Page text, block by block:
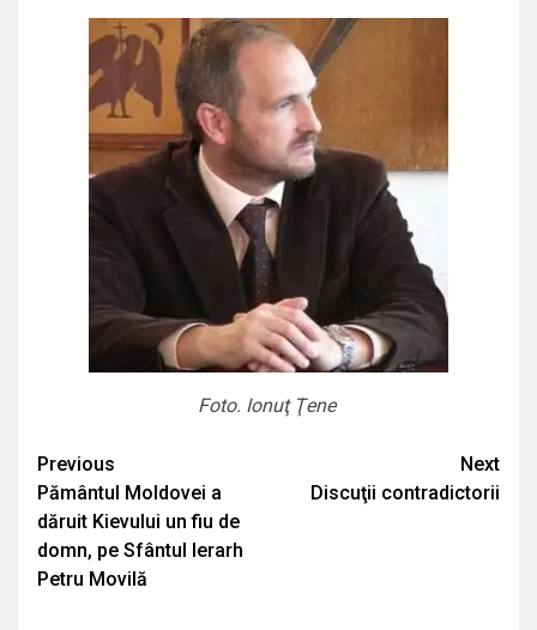
Foto. Ionuţ Ţene
Continue
Reading
Previous
Pământul Moldovei a
dăruit Kievului un fiu de
domn, pe Sfântul Ierarh
Petru Movilă
Next
Discuţii contradictorii